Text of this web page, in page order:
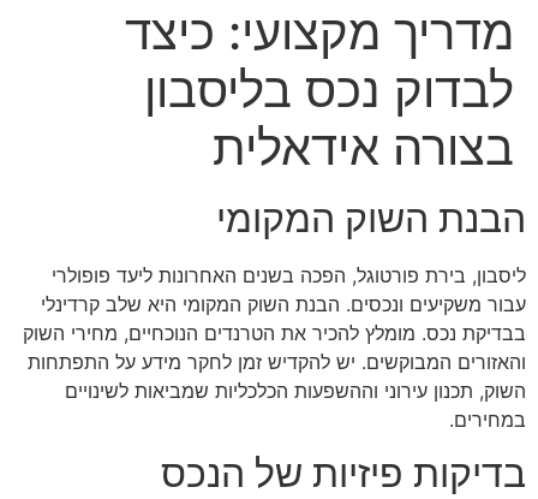
מדריך מקצועי: כיצד
לבדוק נכס בליסבון
בצורה אידאלית
הבנת השוק המקומי
ליסבון, בירת פורטוגל, הפכה בשנים האחרונות ליעד פופולרי
עבור משקיעים ונכסים. הבנת השוק המקומי היא שלב קרדינלי
בבדיקת נכס. מומלץ להכיר את הטרנדים הנוכחיים, מחירי השוק
והאזורים המבוקשים. יש להקדיש זמן לחקר מידע על התפתחות
השוק, תכנון עירוני וההשפעות הכלכליות שמביאות לשינויים
במחירים.
בדיקות פיזיות של הנכס